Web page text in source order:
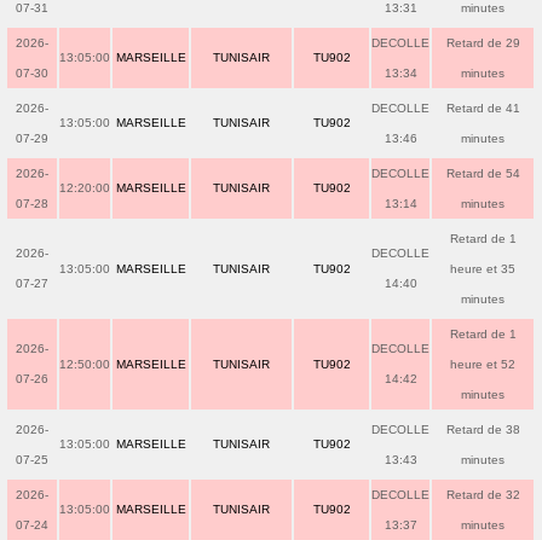
07-31 13:31 minutes
2026-
07-30
13:05:00 MARSEILLE TUNISAIR TU902
DECOLLE
13:34
Retard de 29
minutes
2026-
07-29
13:05:00 MARSEILLE TUNISAIR TU902
DECOLLE
13:46
Retard de 41
minutes
2026-
07-28
12:20:00 MARSEILLE TUNISAIR TU902
DECOLLE
13:14
Retard de 54
minutes
2026-
07-27
13:05:00 MARSEILLE TUNISAIR TU902
DECOLLE
14:40
Retard de 1
heure et 35
minutes
2026-
07-26
12:50:00 MARSEILLE TUNISAIR TU902
DECOLLE
14:42
Retard de 1
heure et 52
minutes
2026-
07-25
13:05:00 MARSEILLE TUNISAIR TU902
DECOLLE
13:43
Retard de 38
minutes
2026-
07-24
13:05:00 MARSEILLE TUNISAIR TU902
DECOLLE
13:37
Retard de 32
minutes